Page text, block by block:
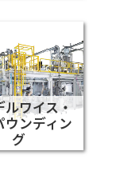
ルワイス・
ウンディン
グ